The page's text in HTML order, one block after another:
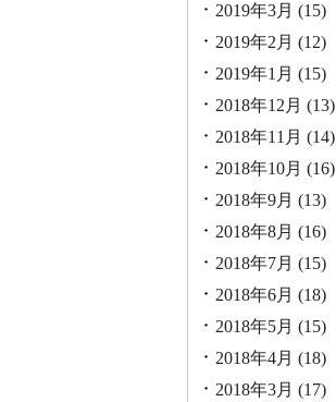
2019年3月 (15)
2019年2月 (12)
2019年1月 (15)
2018年12月 (13)
2018年11月 (14)
2018年10月 (16)
2018年9月 (13)
2018年8月 (16)
2018年7月 (15)
2018年6月 (18)
2018年5月 (15)
2018年4月 (18)
2018年3月 (17)